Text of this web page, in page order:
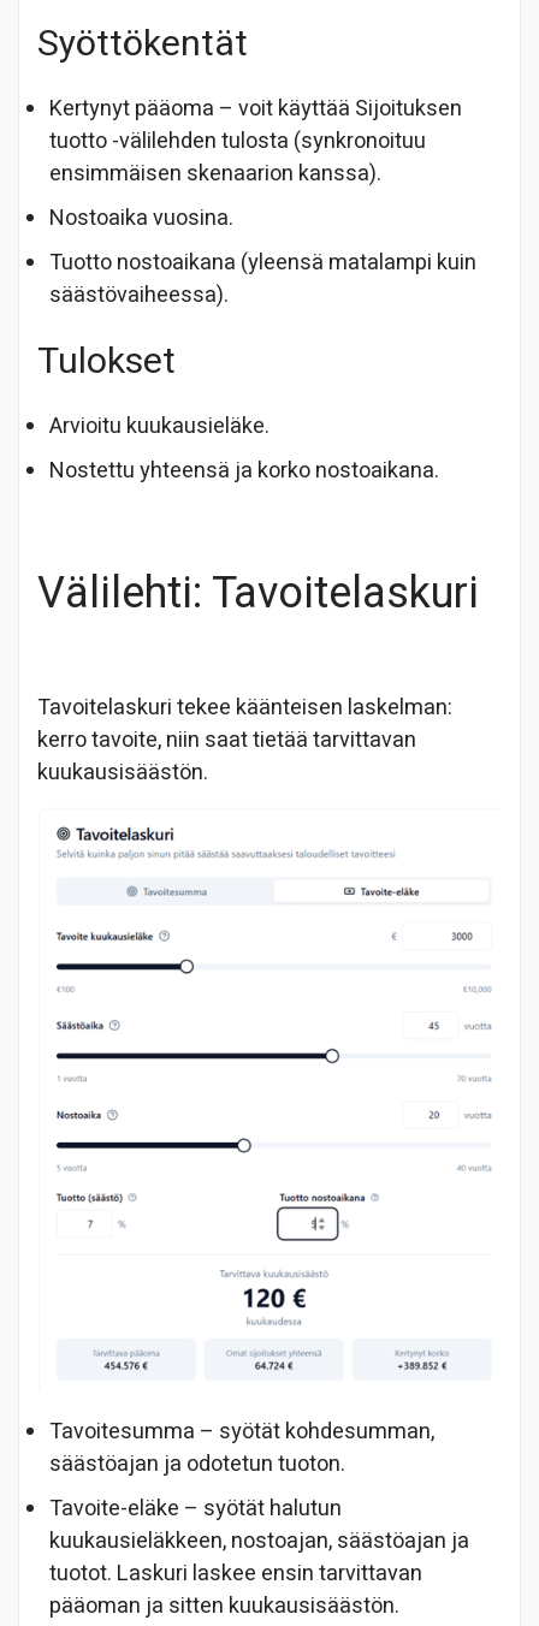
Syöttökentät
Kertynyt pääoma – voit käyttää Sijoituksen
tuotto -välilehden tulosta (synkronoituu
ensimmäisen skenaarion kanssa).
Nostoaika vuosina.
Tuotto nostoaikana (yleensä matalampi kuin
säästövaiheessa).
Tulokset
Arvioitu kuukausieläke.
Nostettu yhteensä ja korko nostoaikana.
Välilehti: Tavoitelaskuri
Tavoitelaskuri tekee käänteisen laskelman:
kerro tavoite, niin saat tietää tarvittavan
kuukausisäästön.
Tavoitesumma – syötät kohdesumman,
säästöajan ja odotetun tuoton.
Tavoite-eläke – syötät halutun
kuukausieläkkeen, nostoajan, säästöajan ja
tuotot. Laskuri laskee ensin tarvittavan
pääoman ja sitten kuukausisäästön.